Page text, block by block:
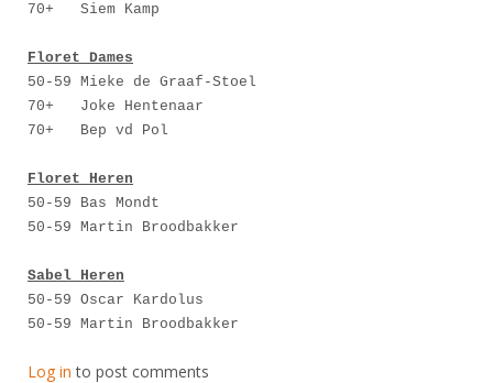
70+ Siem Kamp
Floret Dames
50-59 Mieke de Graaf-Stoel
70+ Joke Hentenaar
70+ Bep vd Pol
Floret Heren
50-59 Bas Mondt
50-59 Martin Broodbakker
Sabel Heren
50-59 Oscar Kardolus
50-59 Martin Broodbakker
Log in to post comments